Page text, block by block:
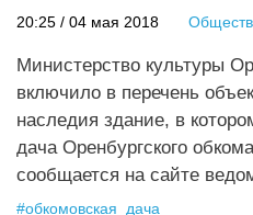
20:25 / 04 мая 2018
Министерство культуры
включило в перечень
наследия здание, в
дача Оренбургского
сообщается на сайте
#обкомовская_дача